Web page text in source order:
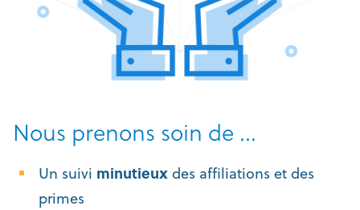
Nous prenons soin de …
Un suivi minutieuxdes affiliations et des
primes